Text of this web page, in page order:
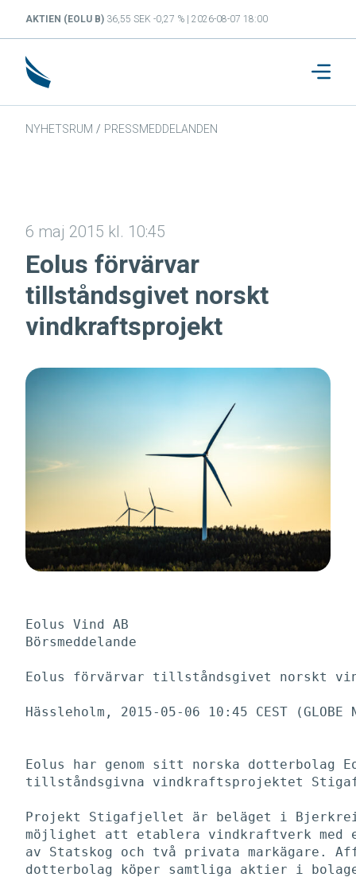
AKTIEN (EOLU B) 36,55 SEK -0,27 % | 2026-08-07 18:00
NYHETSRUM / PRESSMEDDELANDEN
6 maj 2015 kl. 10:45
Eolus förvärvar
tillståndsgivet norskt
vindkraftsprojekt
Eolus Vind AB
Börsmeddelande
Eolus förvärvar tillståndsgivet norskt
Hässleholm, 2015-05-06 10:45 CEST (GLOBE
Eolus har genom sitt norska dotterbolag
tillståndsgivna vindkraftsprojektet
Projekt Stigafjellet är beläget i Bjerkreim
möjlighet att etablera vindkraftverk med
av Statskog och två privata markägare.
dotterbolag köper samtliga aktier i